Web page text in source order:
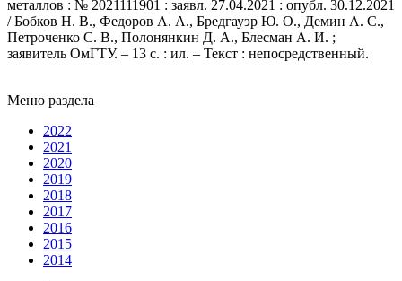
металлов : № 2021111901 : заявл. 27.04.2021 : опубл. 30.12.2021
/ Бобков Н. В., Федоров А. А., Бредгауэр Ю. О., Демин А. С.,
Петроченко С. В., Полонянкин Д. А., Блесман А. И. ;
заявитель ОмГТУ. – 13 с. : ил. – Текст : непосредственный.
Меню раздела
2022
2021
2020
2019
2018
2017
2016
2015
2014